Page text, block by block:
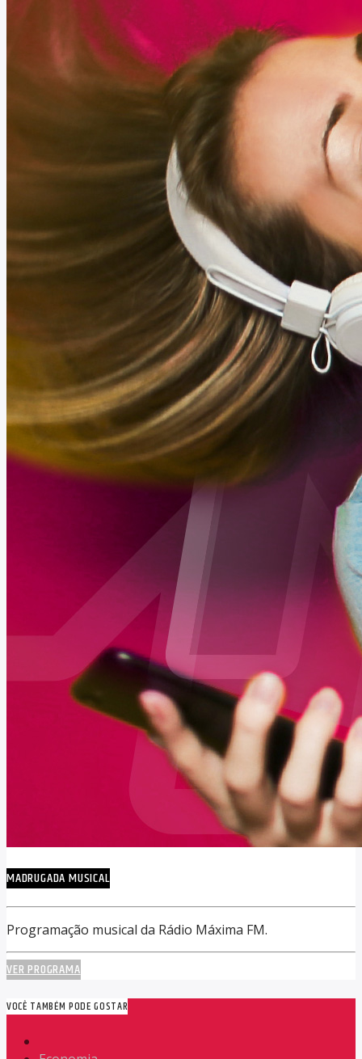
MADRUGADA MUSICAL
Programação musical da Rádio Máxima FM.
VER PROGRAMA
VOCÊ TAMBÉM PODE GOSTAR